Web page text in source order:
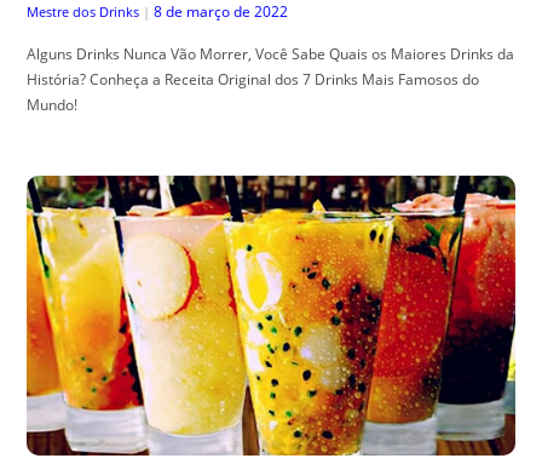
Mestre dos Drinks | 8 de março de 2022
Alguns Drinks Nunca Vão Morrer, Você Sabe Quais os Maiores Drinks da
História? Conheça a Receita Original dos 7 Drinks Mais Famosos do
Mundo!